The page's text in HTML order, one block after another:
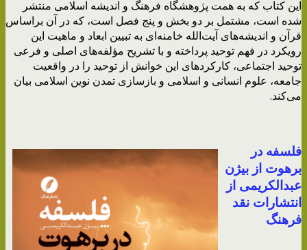
این کتاب که به همت پژوهشگاه فرهنگ و اندیشه اسلامی منتشر
شده است، مشتمل بر دو بخش و پنج فصل است، که در آن براساس
قرآن و اندیشه‌های آیت‌الله خامنه‌ای به تبیین ابعاد و ماهیت این
رویکرد در فهم توحید پرداخته و با تشریح مؤلفه‌های اصلی و فرعی
توحید اجتماعی، کارکردهای این خوانش از توحید را در واقعیت
جامعه، علوم انسانی و اسلامی و بازسازی تمدن نوین اسلامی بیان
می‌کند.
فلسفه در
برهوت از بیژن
عبدالکریمی از
انتشارات نقد
فرهنگ